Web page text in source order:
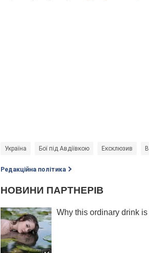
Україна Бої під Авдіївкою Ексклюзив
Редакційна політика